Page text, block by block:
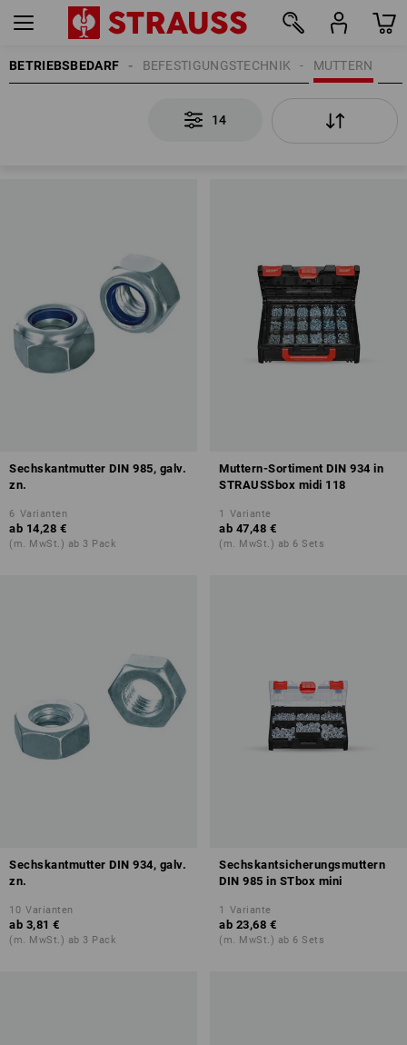
BETRIEBSBEDARF MUTTERN
BEFESTIGUNGSTECHNIK
14
Sechskantmutter DIN 985, galv.
zn.
6 Varianten
ab 14,28 €
(m. MwSt.) ab 3 Pack
Muttern-Sortiment DIN 934 in
STRAUSSbox midi 118
1 Variante
ab 47,48 €
(m. MwSt.) ab 6 Sets
Sechskantmutter DIN 934, galv.
zn.
10 Varianten
ab 3,81 €
(m. MwSt.) ab 3 Pack
Sechskantsicherungsmuttern
DIN 985 in STbox mini
1 Variante
ab 23,68 €
(m. MwSt.) ab 6 Sets